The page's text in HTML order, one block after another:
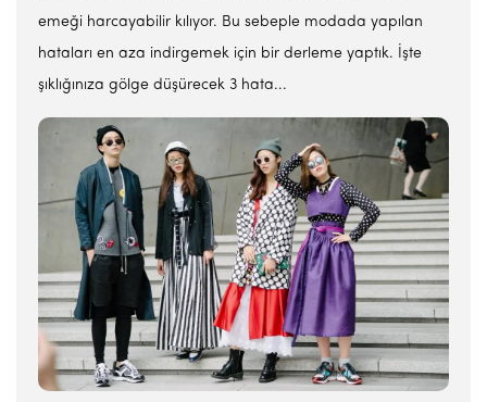
emeği harcayabilir kılıyor. Bu sebeple modada yapılan
hataları en aza indirgemek için bir derleme yaptık. İşte
şıklığınıza gölge düşürecek 3 hata...